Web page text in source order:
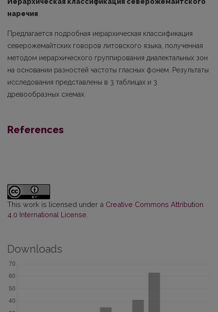
наречия
Предлагается подробная иерархическая классификация
северожемайтских говоров литовского языка, полученная
методом иерархического группирования диалектальных зон
на основании разностей частоты гласных фонем. Результаты
исследования представлены в 3 таблицах и 3
древообразных схемах.
References
This work is licensed under a Creative Commons Attribution
4.0 International License
Downloads